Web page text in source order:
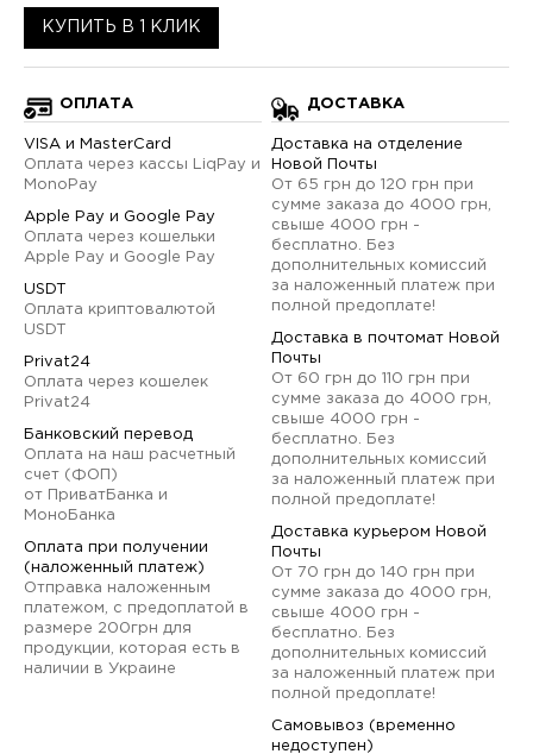
КУПИТЬ В 1 КЛИК
ОПЛАТА
VISA и MasterCard
Оплата через кассы LiqPay и
MonoPay
Apple Pay и Google Pay
Оплата через кошельки
Apple Pay и Google Pay
USDT
Оплата криптовалютой
USDT
Privat24
Оплата через кошелек
Privat24
Банковский перевод
Оплата на наш расчетный
счет (ФОП)
от ПриватБанка и
МоноБанка
Оплата при получении
(наложенный платеж)
Отправка наложенным
платежом, с предоплатой в
размере 200грн для
продукции, которая есть в
наличии в Украине
ДОСТАВКА
Доставка на отделение
Новой Почты
От 65 грн до 120 грн при
сумме заказа до 4000 грн,
свыше 4000 грн -
бесплатно. Без
дополнительных комиссий
за наложенный платеж при
полной предоплате!
Доставка в почтомат Новой
Почты
От 60 грн до 110 грн при
сумме заказа до 4000 грн,
свыше 4000 грн -
бесплатно. Без
дополнительных комиссий
за наложенный платеж при
полной предоплате!
Доставка курьером Новой
Почты
От 70 грн до 140 грн при
сумме заказа до 4000 грн,
свыше 4000 грн -
бесплатно. Без
дополнительных комиссий
за наложенный платеж при
полной предоплате!
Самовывоз (временно
недоступен)